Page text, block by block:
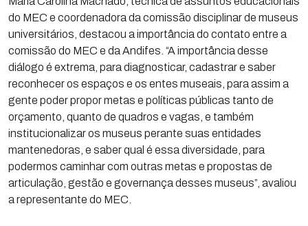
do MEC e coordenadora da comissão disciplinar de museus
universitários, destacou a importância do contato entre a
comissão do MEC e da Andifes. “A importância desse
diálogo é extrema, para diagnosticar, cadastrar e saber
reconhecer os espaços e os entes museais, para assim a
gente poder propor metas e políticas públicas tanto de
orçamento, quanto de quadros e vagas, e também
institucionalizar os museus perante suas entidades
mantenedoras, e saber qual é essa diversidade, para
podermos caminhar com outras metas e propostas de
articulação, gestão e governança desses museus”, avaliou
a representante do MEC.